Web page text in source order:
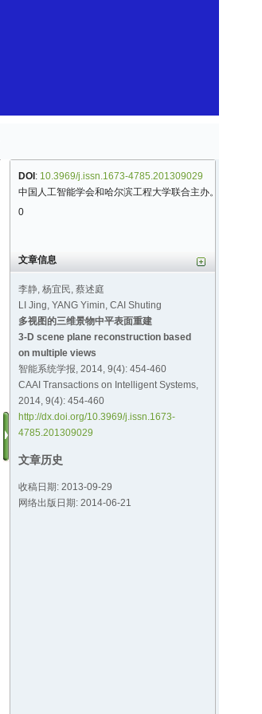
DOI : 10.3969/j.issn.1673-4785.201309029
中国人工智能学会和哈尔滨工程大学联合主办。
0
文章信息
李静, 杨宜民, 蔡述庭
LI Jing, YANG Yimin, CAI Shuting
多视图的三维景物中平表面重建
3-D scene plane reconstruction based
on multiple views
智能系统学报, 2014, 9(4): 454-460
CAAI Transactions on Intelligent Systems,
2014, 9(4): 454-460
http://dx.doi.org/10.3969/j.issn.1673-
4785.201309029
文章历史
收稿日期: 2013-09-29
网络出版日期: 2014-06-21